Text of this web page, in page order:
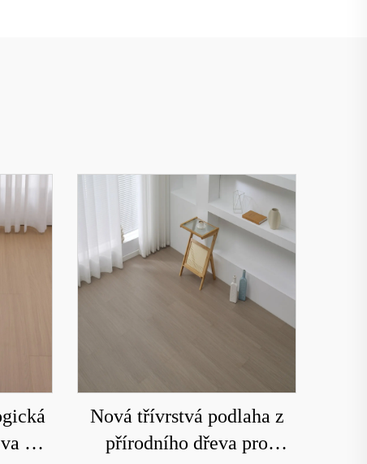
pro
Nová třívrstvá podlaha z
přírodního dřeva pro